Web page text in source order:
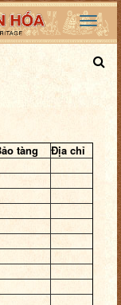
tàng Địa chỉ